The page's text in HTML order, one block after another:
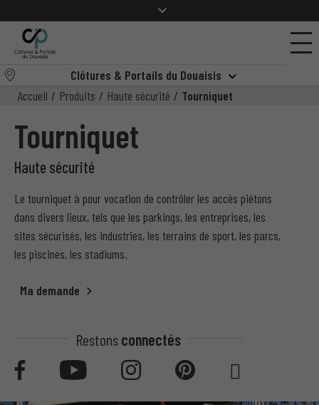
Clôtures & Portails du Douaisis
Accueil / Produits / Haute sécurité / Tourniquet
Tourniquet
Haute sécurité
Le tourniquet à pour vocation de contrôler les accès piétons
dans divers lieux, tels que les parkings, les entreprises, les
sites sécurisés, les industries, les terrains de sport, les parcs,
les piscines, les stadiums.
Ma demande
Restonsconnectés